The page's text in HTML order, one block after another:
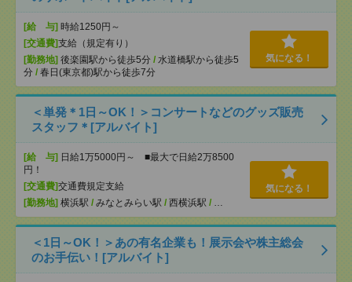
[給 与] 時給1250円～
[交通費]支給（規定有り）
[勤務地] 後楽園駅から徒歩5分 / 水道橋駅から徒歩5
分 / 春日(東京都)駅から徒歩7分
気になる！
＜単発＊1日～OK！＞コンサートなどのグッズ販売
スタッフ＊[アルバイト]
[給 与] 日給1万5000円～ ■最大で日給2万8500
円！
[交通費]交通費規定支給
[勤務地] 横浜駅 / みなとみらい駅 / 西横浜駅 / …
気になる！
＜1日～OK！＞あの有名企業も！展示会や株主総会
のお手伝い！[アルバイト]